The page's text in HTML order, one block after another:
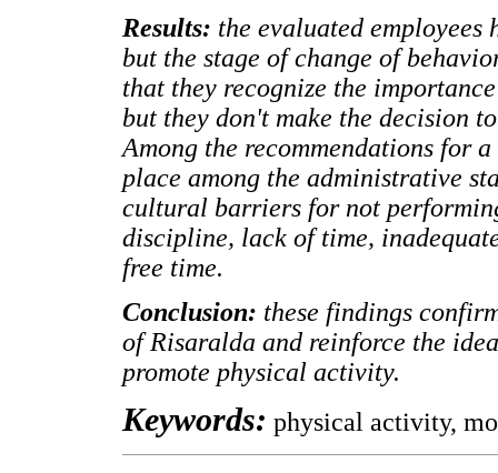
Results: the evaluated
but the stage of change of
that they recognize the
but they don't make the decision
Among the recommendations for
place among the administrative
cultural barriers for not
discipline, lack of time,
free time.
Conclusion: these findings
of Risaralda and reinforce the
promote physical activity.
Keywords: physical activity,